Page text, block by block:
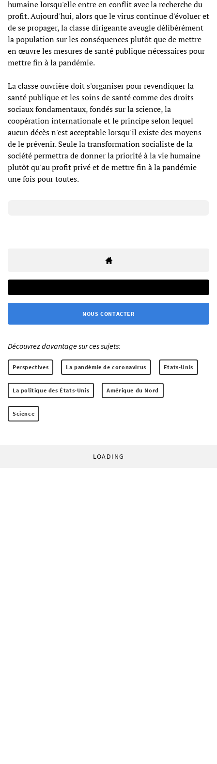
humaine lorsqu'elle entre en conflit avec la recherche du
profit. Aujourd'hui, alors que le virus continue d'évoluer et
de se propager, la classe dirigeante aveugle délibérément
la population sur les conséquences plutôt que de mettre
en œuvre les mesures de santé publique nécessaires pour
mettre fin à la pandémie.
La classe ouvrière doit s'organiser pour revendiquer la
santé publique et les soins de santé comme des droits
sociaux fondamentaux, fondés sur la science, la
coopération internationale et le principe selon lequel
aucun décès n'est acceptable lorsqu'il existe des moyens
de le prévenir. Seule la transformation socialiste de la
société permettra de donner la priorité à la vie humaine
plutôt qu'au profit privé et de mettre fin à la pandémie
une fois pour toutes.
NOUS CONTACTER
Découvrez davantage sur ces sujets:
Perspectives La pandémie de coronavirus Etats-Unis
La politique des États-Unis Amérique du Nord
Science
LOADING